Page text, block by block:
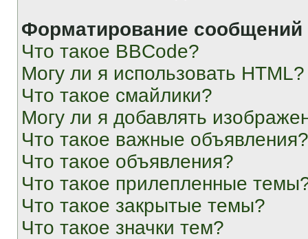
Форматирование
Что такое BBCode?
Могу ли я использовать HTML?
Что такое смайлики?
Могу ли я добавлять
Что такое важные объявления?
Что такое объявления?
Что такое прилепленные
Что такое закрытые темы?
Что такое значки тем?